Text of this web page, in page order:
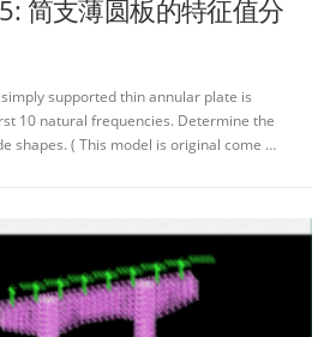
简支薄圆板的特征值分
supported thin annular plate is
10 natural frequencies. Determine the
shapes. ( This model is original come …